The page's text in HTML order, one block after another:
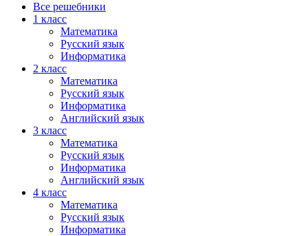
Все решебники
1 класс
Математика
Русский язык
Информатика
2 класс
Математика
Русский язык
Информатика
Английский язык
3 класс
Математика
Русский язык
Информатика
Английский язык
4 класс
Математика
Русский язык
Информатика